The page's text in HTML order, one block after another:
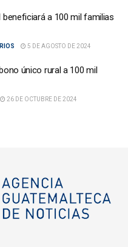
beneficiará a 100 mil familias
5 DE AGOSTO DE 2024
único rural a 100 mil
26 DE OCTUBRE DE 2024